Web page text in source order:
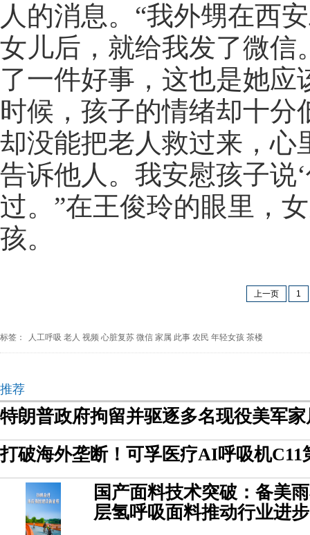
人的消息。“我外甥在西
女儿后，就给我发了微信
了一件好事，这也是她应
时候，孩子的情绪却十
却没能把老人救过来，心
告诉他人。我安慰孩子说
过。”在王俊玲的眼里，
孩。
上一页 1
标签： 人工呼吸 老人 视频 心脏复苏 微信 家属 此事 农民 年轻女孩 茶楼
推荐
特朗普政府拘留并驱逐多名现役美军家
打破海外垄断！可孚医疗AI呼吸机C11
国产面料技术突破：备美
层氢呼吸面料推动行业进步